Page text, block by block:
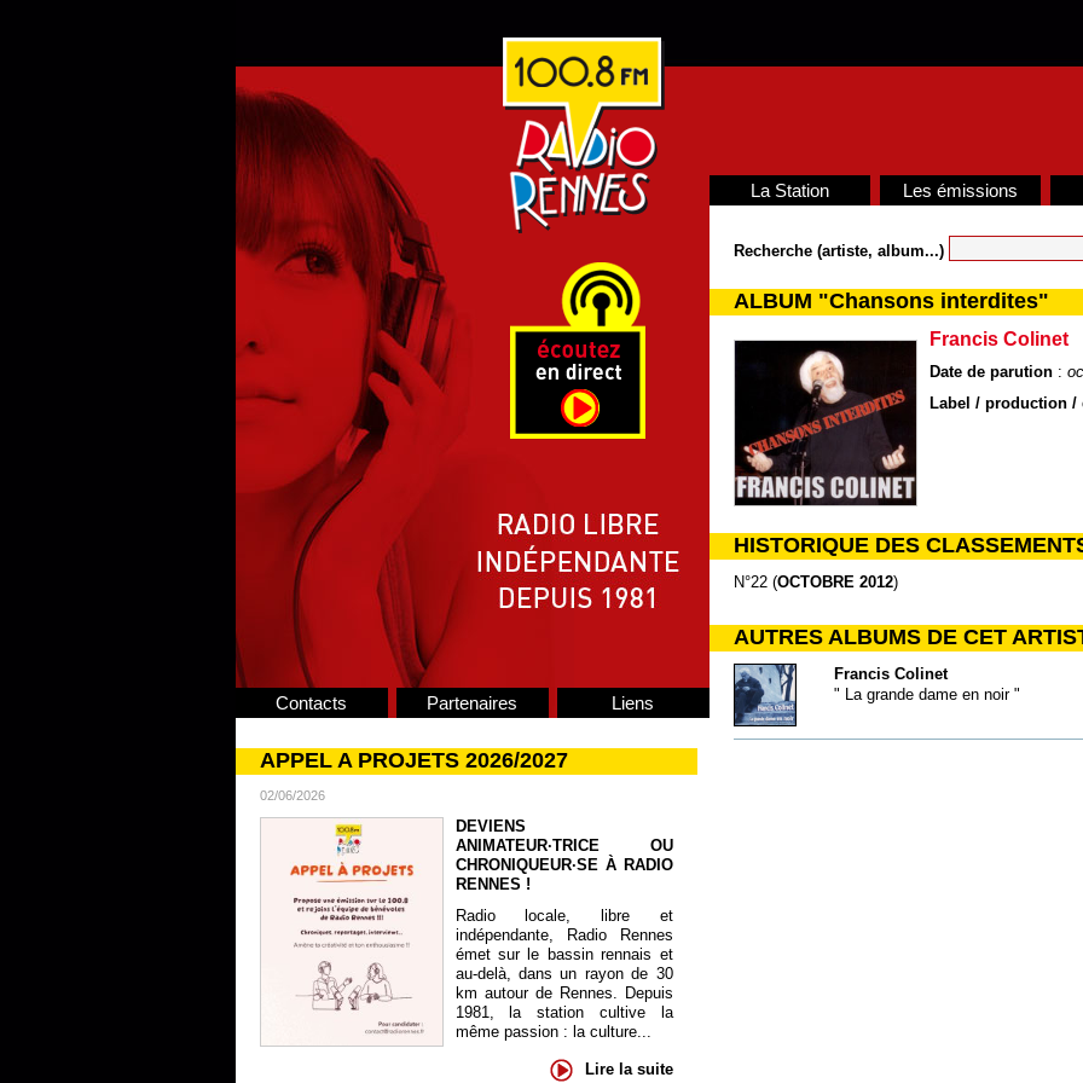
Contacts Partenaires Liens
APPEL A PROJETS 2026/2027
02/06/2026
DEVIENS
ANIMATEUR·TRICE OU
CHRONIQUEUR·SE À RADIO
RENNES !
Radio locale, libre et
indépendante, Radio Rennes
émet sur le bassin rennais et
au-delà, dans un rayon de 30
km autour de Rennes. Depuis
1981, la station cultive la
même passion : la culture...
Lire la suite
La Station Les émissions
Recherche (artiste, album...)
ALBUM "Chansons interdites"
Francis Colinet
Date de parution:
Label / production
HISTORIQUE DES
N°22 (OCTOBRE 2012)
AUTRES ALBUMS DE CET
Francis Colinet
" La grande dame en noir "